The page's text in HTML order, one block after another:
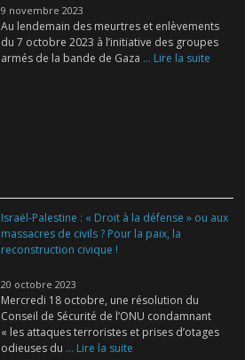
9 novembre 2023
Au lendemain des meurtres et enlèvements
du 7 octobre 2023 à l’initiative des groupes
armés de la bande de Gaza ... Lire la suite
Israël-Palestine : « Droit à la défense » ou aux
massacres de civils ? Pour la paix, la
reconstruction civique !
20 octobre 2023
Mercredi 18 octobre, une résolution du
Conseil de Sécurité de l’ONU condamnant
« les attaques terroristes et prises d’otages
odieuses du ... Lire la suite